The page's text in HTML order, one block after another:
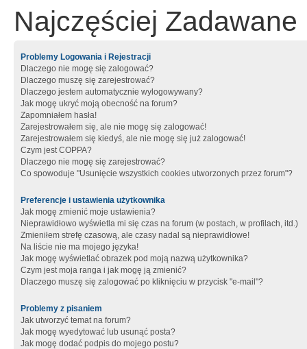
Najczęściej Zadawane
Problemy Logowania i Rejestracji
Dlaczego nie mogę się zalogować?
Dlaczego muszę się zarejestrować?
Dlaczego jestem automatycznie wylogowywany?
Jak mogę ukryć moją obecność na forum?
Zapomniałem hasła!
Zarejestrowałem się, ale nie mogę się zalogować!
Zarejestrowałem się kiedyś, ale nie mogę się już zalogować!
Czym jest COPPA?
Dlaczego nie mogę się zarejestrować?
Co spowoduje "Usunięcie wszystkich cookies utworzonych przez forum"?
Preferencje i ustawienia użytkownika
Jak mogę zmienić moje ustawienia?
Nieprawidłowo wyświetla mi się czas na forum (w postach, w profilach, itd.)
Zmieniłem strefę czasową, ale czasy nadal są nieprawidłowe!
Na liście nie ma mojego języka!
Jak mogę wyświetlać obrazek pod moją nazwą użytkownika?
Czym jest moja ranga i jak mogę ją zmienić?
Dlaczego muszę się zalogować po kliknięciu w przycisk "e-mail"?
Problemy z pisaniem
Jak utworzyć temat na forum?
Jak mogę wyedytować lub usunąć posta?
Jak mogę dodać podpis do mojego postu?